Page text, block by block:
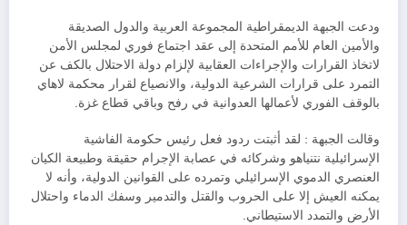
ودعت الجبهة الديمقراطية المجموعة العربية والدول الصديقة
والأمين العام للأمم المتحدة إلى عقد اجتماع فوري لمجلس الأمن
لاتخاذ القرارات والإجراءات العقابية لإلزام دولة الاحتلال بالكف عن
التمرد على قرارات الشرعية الدولية، والانصياع لقرار محكمة لاهاي
بالوقف الفوري لأعمالها العدوانية في رفح وباقي قطاع غزة.
وقالت الجبهة : لقد أثبتت ردود فعل رئيس حكومة الفاشية
الإسرائيلية نتنياهو وشركائه في عصابة الإجرام حقيقة وطبيعة الكيان
العنصري الدموي الإسرائيلي وتمرده على القوانين الدولية، وأنه لا
يمكنه العيش إلا على الحروب والقتل والتدمير وسفك الدماء واحتلال
الأرض والتمدد الاستيطاني.